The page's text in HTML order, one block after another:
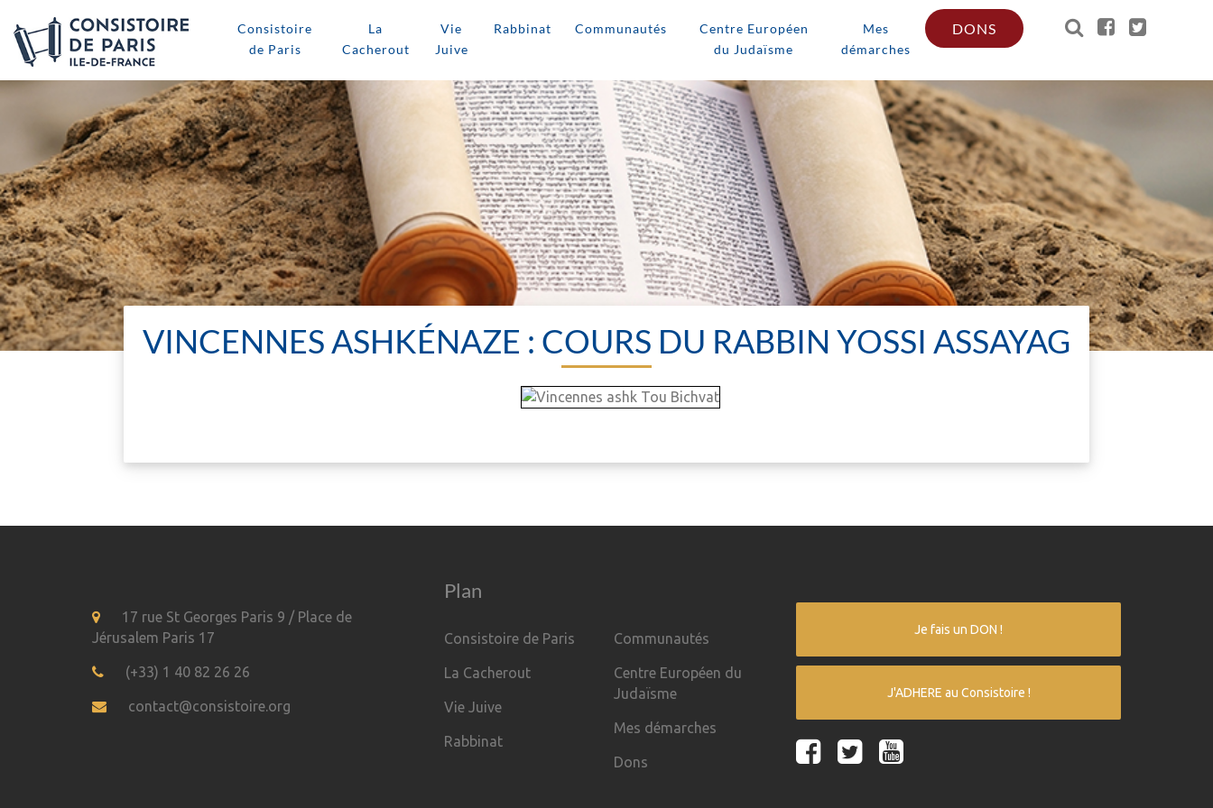
Consistoire
de Paris
La
Cacherout
Vie
Juive
Rabbinat Communautés
Centre Européen
du Judaïsme
Mes
démarches
DONS
VINCENNES ASHKÉNAZE : COURS DU RABBIN YOSSI ASSAYAG
17 rue St Georges Paris 9 / Place de
Jérusalem Paris 17
(+33) 1 40 82 26 26
contact@consistoire.org
Plan
Consistoire de Paris
La Cacherout
Vie Juive
Rabbinat
Communautés
Centre Européen du
Judaïsme
Mes démarches
Dons
Je fais un DON !
J'ADHERE au Consistoire !